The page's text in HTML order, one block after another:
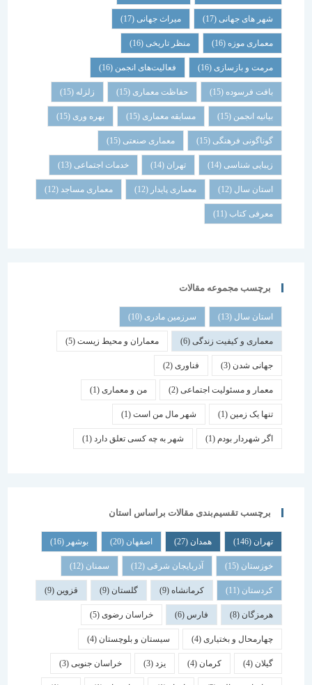
شهر های جهانی(17) میراث جهانی(17)
معماری موزه(16) منظر تاریخی (16)
مرمت و بازسازی(16) فعالیت‌های انجمن(16)
بافت فرسوده (15) حفاظت معماری (15) زلزله
بیانیه انجمن(15) مسابقه معماری (15) بهره وری(15)
گوناگونی فرهنگی (15) معماری صنعتی(15)
زیبایی شناسی (14) تهران خدمات اجتماعی (13)
استان سال(12) معماری پایدار (12) معماری مساجد(12)
معرفی کتاب(11)
برچسب مجموعه مقالات
استان سال(13) سرزمین مادری(10)
معماری و کیفیت زندگی(6) معماران و محیط زیست(5)
جهانی شدن(3) فناوری (2)
معمار و مسئولیت اجتماعی (2) من و معماری (1)
تنها یک زمین(1) شهر مال من است(1)
اگر شهردار بودم (1) شهر به چه کسی تعلق دارد(1)
برچسب تقسیم‌بندی مقالات براساس استان
همدان اصفهان (20) بوشهر
خوزستان(15) آذربایجان شرقی(12) سمنان (12)
کردستان(11) کرمانشاه(9) گلستان (9) قزوین
هرمزگان(8) فارس خراسان رضوی(5)
چهارمحال و بختیاری (4) سیستان و بلوچستان(4)
کرمان یزد خراسان جنوبی(3)